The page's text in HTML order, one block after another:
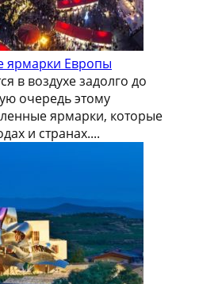
ярмарки Европы
в воздухе задолго до
очередь этому
ярмарки, которые
и странах....